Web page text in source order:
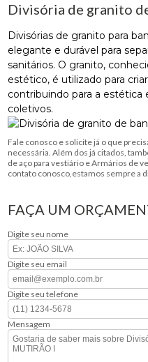
Divisória de granito
Divisórias de granito para
elegante e durável para
sanitários. O granito,
estético, é utilizado para
contribuindo para a estética
coletivos.
Fale conosco e solicite já o que
necessária. Além dos já citados,
de aço para vestiário e Armários de
contato conosco,estamos sempre a
FAÇA UM
Digite seu nome
Digite seu email
Digite seu telefone
Mensagem